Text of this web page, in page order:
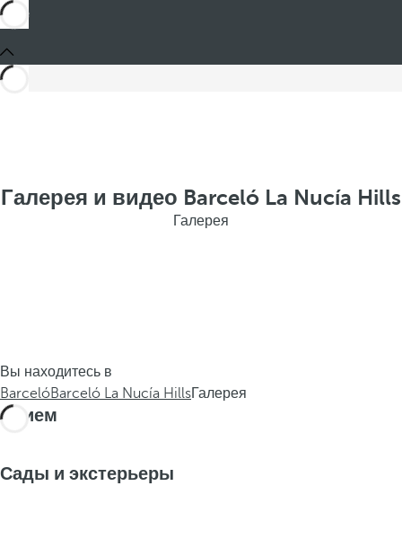
Галерея и видео Barceló La Nucía Hills
Галерея
Вы находитесь в
BarcelóBarceló La Nucía HillsГалерея
Прием
Сады и экстерьеры